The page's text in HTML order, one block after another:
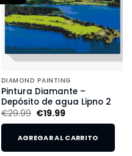
DIAMOND PAINTING
Pintura Diamante –
Depósito de agua Lipno 2
€29.99 €19.99
AGREGAR AL CARRITO